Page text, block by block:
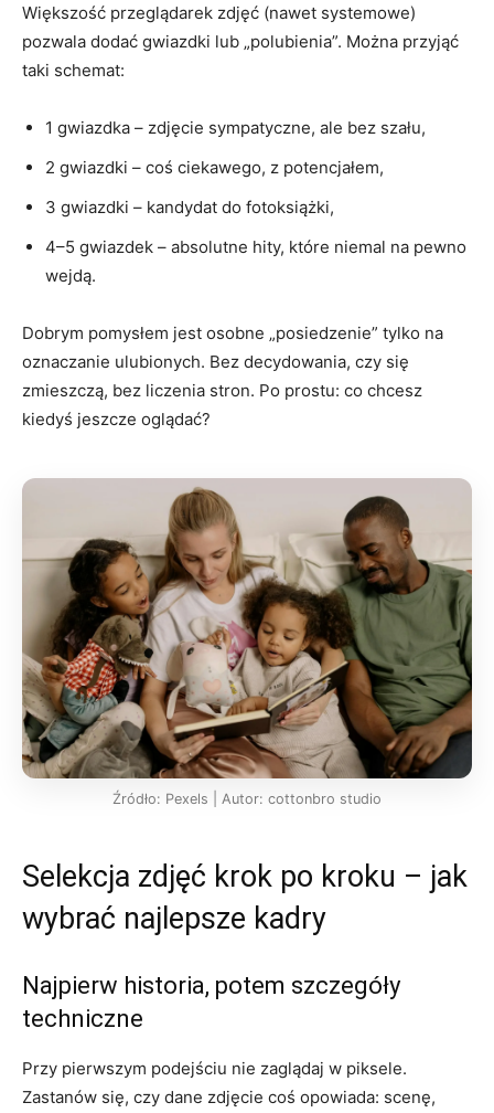
Większość przeglądarek zdjęć (nawet systemowe)
pozwala dodać gwiazdki lub „polubienia”. Można przyjąć
taki schemat:
1 gwiazdka – zdjęcie sympatyczne, ale bez szału,
2 gwiazdki – coś ciekawego, z potencjałem,
3 gwiazdki – kandydat do fotoksiążki,
4–5 gwiazdek – absolutne hity, które niemal na pewno
wejdą.
Dobrym pomysłem jest osobne „posiedzenie” tylko na
oznaczanie ulubionych. Bez decydowania, czy się
zmieszczą, bez liczenia stron. Po prostu: co chcesz
kiedyś jeszcze oglądać?
Źródło: Pexels | Autor: cottonbro studio
Selekcja zdjęć krok po kroku – jak
wybrać najlepsze kadry
Najpierw historia, potem szczegóły
techniczne
Przy pierwszym podejściu nie zaglądaj w piksele.
Zastanów się, czy dane zdjęcie coś opowiada: scenę,